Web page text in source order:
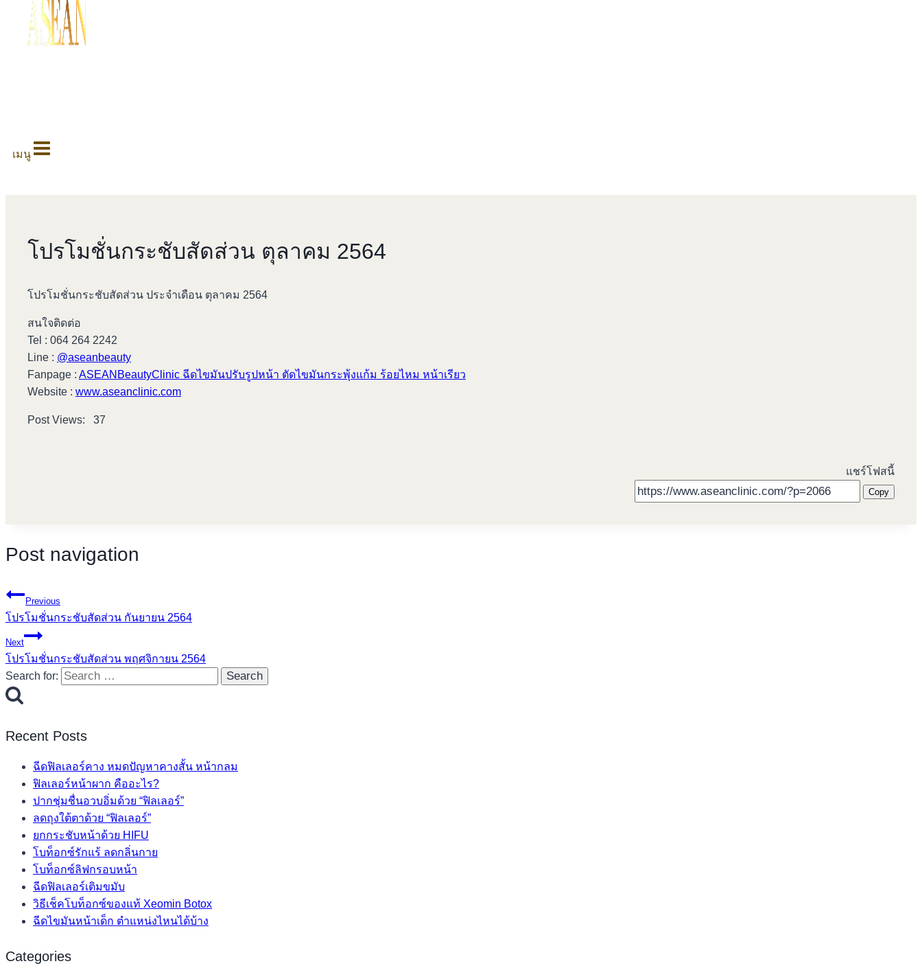
เมนู
โปรโมชั่นกระชับสัดส่วน ตุลาคม 2564
โปรโมชั่นกระชับสัดส่วน ประจำเดือน ตุลาคม 2564
สนใจติดต่อ
Tel : 064 264 2242
Line : @aseanbeauty
Fanpage : ASEANBeautyClinic ฉีดไขมันปรับรูปหน้า ตัดไขมันกระพุ้งแก้ม ร้อยไหม หน้าเรียว
Website : www.aseanclinic.com
Post Views: 37
แชร์โฟสนี้
Copy
Post navigation
Previous
โปรโมชั่นกระชับสัดส่วน กันยายน 2564
Next
โปรโมชั่นกระชับสัดส่วน พฤศจิกายน 2564
Search for:
Recent Posts
ฉีดฟิลเลอร์คาง หมดปัญหาคางสั้น หน้ากลม
ฟิลเลอร์หน้าผาก คืออะไร?
ปากชุ่มชื่นอวบอิ่มด้วย “ฟิลเลอร์”
ลดถุงใต้ตาด้วย “ฟิลเลอร์”
ยกกระชับหน้าด้วย HIFU
โบท็อกซ์รักแร้ ลดกลิ่นกาย
โบท็อกซ์ลิฟกรอบหน้า
ฉีดฟิลเลอร์เติมขมับ
วิธีเช็คโบท็อกซ์ของแท้ Xeomin Botox
ฉีดไขมันหน้าเด็ก ตำแหน่งไหนได้บ้าง
Categories